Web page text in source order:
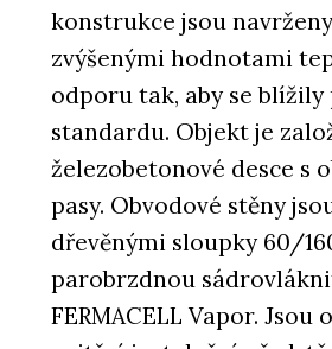
konstrukce jsou
zvýšenými hodnotami
odporu tak, aby se blížily
standardu. Objekt je
železobetonové desce s
pasy. Obvodové stěny
dřevěnými sloupky 60/
parobrzdnou
FERMACELL Vapor. Jsou